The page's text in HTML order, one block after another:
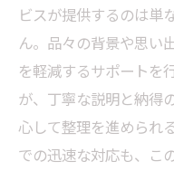
ビスが提供するのは単
ん。品々の背景や思い
を軽減するサポートを
が、丁寧な説明と納得
心して整理を進められ
での迅速な対応も、こ